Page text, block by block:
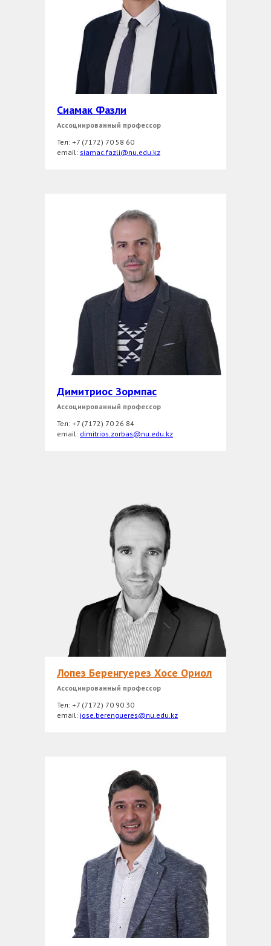
Сиамак Фазли
Ассоциированный профессор
Тел: +7 (7172) 70 58 60
еmail: siamac.fazli@nu.edu.kz
Димитриос Зормпас
Ассоциированный профессор
Тел: +7 (7172) 70 26 84
еmail: dimitrios.zorbas@nu.edu.kz
Лопез Беренгуерез Хосе Ориол
Ассоциированный профессор
Тел: +7 (7172) 70 90 30
еmail: jose.berengueres@nu.edu.kz